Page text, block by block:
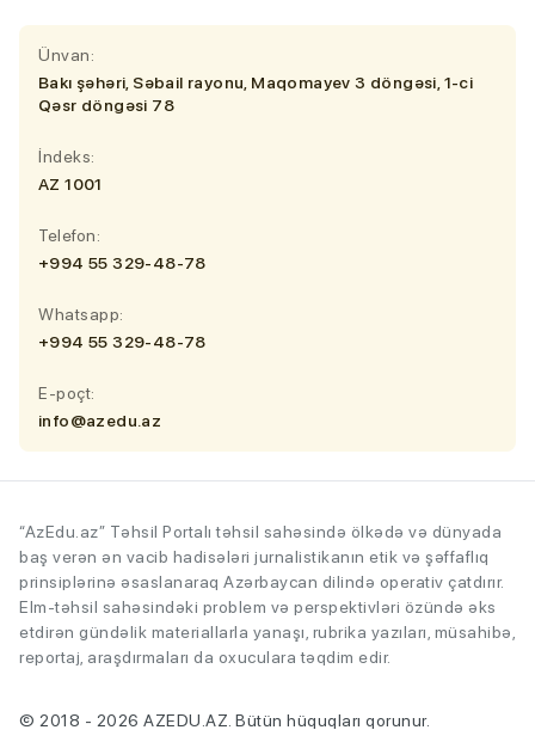
Ünvan:
Bakı şəhəri, Səbail rayonu, Maqomayev 3 döngəsi, 1-ci
Qəsr döngəsi 78
İndeks:
AZ 1001
Telefon:
+994 55 329-48-78
Whatsapp:
+994 55 329-48-78
E-poçt:
info@azedu.az
“AzEdu.az” Təhsil Portalı təhsil sahəsində ölkədə və dünyada
baş verən ən vacib hadisələri jurnalistikanın etik və şəffaflıq
prinsiplərinə əsaslanaraq Azərbaycan dilində operativ çatdırır.
Elm-təhsil sahəsindəki problem və perspektivləri özündə əks
etdirən gündəlik materiallarla yanaşı, rubrika yazıları, müsahibə,
reportaj, araşdırmaları da oxuculara təqdim edir.
© 2018 - 2026 AZEDU.AZ. Bütün hüquqları qorunur.